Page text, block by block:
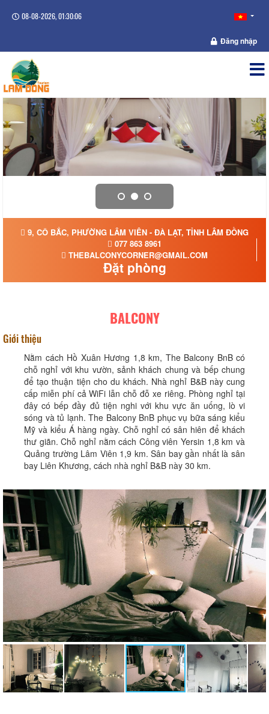
08-08-2026, 01:30:07
Đăng nhập
9, CÔ BẮC, PHƯỜNG LÂM VIÊN - ĐÀ LẠT, TỈNH LÂM ĐỒNG
077 863 8961
THEBALCONYCORNER@GMAIL.COM
Đặt phòng
BALCONY
Giới thiệu
Nằm cách Hồ Xuân Hương 1,8 km, The Balcony BnB có
chỗ nghỉ với khu vườn, sảnh khách chung và bếp chung
để tạo thuận tiện cho du khách. Nhà nghỉ B&B này cung
cấp miễn phí cả WiFi lẫn chỗ đỗ xe riêng. Phòng nghỉ tại
đây có bếp đầy đủ tiện nghi với khu vực ăn uống, lò vi
sóng và tủ lạnh. The Balcony BnB phục vụ bữa sáng kiểu
Mỹ và kiểu Á hàng ngày. Chỗ nghỉ có sân hiên để khách
thư giãn. Chỗ nghỉ nằm cách Công viên Yersin 1,8 km và
Quảng trường Lâm Viên 1,9 km. Sân bay gần nhất là sân
bay Liên Khương, cách nhà nghỉ B&B này 30 km.